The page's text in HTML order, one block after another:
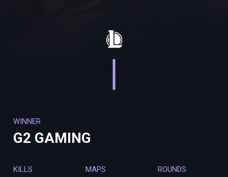
WINNER
G2 GAMING
KILLS MAPS ROUNDS